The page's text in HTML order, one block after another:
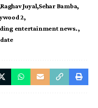
Raghav Juyal Sehar Bamba
2
entertainment news.